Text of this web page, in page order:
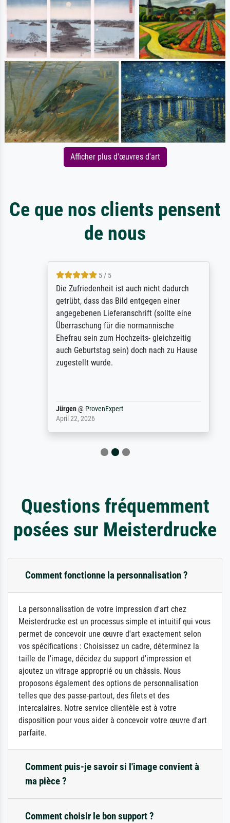
Afficher plus d'œuvres d'art
Ce que nos clients pensent
de nous
5 / 5
Die Zufriedenheit ist auch nicht dadurch
getrübt, dass das Bild entgegen einer
angegebenen Lieferanschrift (sollte eine
Überraschung für die normannische
Ehefrau sein zum Hochzeits- gleichzeitig
auch Geburtstag sein) doch nach zu Hause
zugestellt wurde.
Jürgen@ProvenExpert
April 22, 2026
Questions fréquemment
posées sur Meisterdrucke
Comment fonctionne la personnalisation ?
La personnalisation de votre impression d'art chez
Meisterdrucke est un processus simple et intuitif qui vous
permet de concevoir une œuvre d'art exactement selon
vos spécifications : Choisissez un cadre, déterminez la
taille de l'image, décidez du support d'impression et
ajoutez un vitrage approprié ou un châssis. Nous
proposons également des options de personnalisation
telles que des passe-partout, des filets et des
intercalaires. Notre service clientèle est à votre
disposition pour vous aider à concevoir votre œuvre d'art
parfaite.
Comment puis-je savoir si l'image convient à
ma pièce ?
Comment choisir le bon support ?